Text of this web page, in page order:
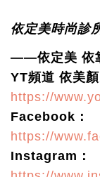
依定美時尚診
——依定美 依
YT頻道 依美
https://
Facebook：
https://
Instagram：